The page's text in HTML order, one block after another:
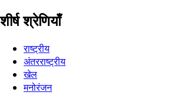
शीर्ष श्रेणियाँ
राष्ट्रीय
अंतरराष्ट्रीय
खेल
मनोरंजन